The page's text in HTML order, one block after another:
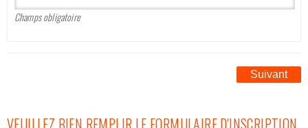
Champs obligatoire
Suivant